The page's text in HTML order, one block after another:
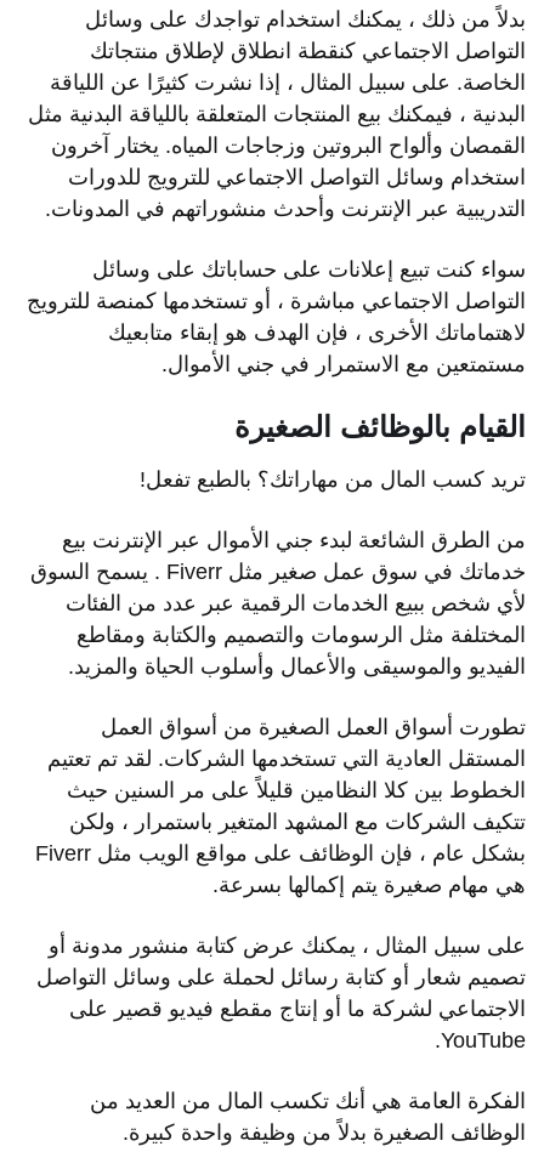
بدلاً من ذلك ، يمكنك استخدام تواجدك على وسائل
التواصل الاجتماعي كنقطة انطلاق لإطلاق منتجاتك
الخاصة. على سبيل المثال ، إذا نشرت كثيرًا عن اللياقة
البدنية ، فيمكنك بيع المنتجات المتعلقة باللياقة البدنية مثل
القمصان وألواح البروتين وزجاجات المياه. يختار آخرون
استخدام وسائل التواصل الاجتماعي للترويج للدورات
التدريبية عبر الإنترنت وأحدث منشوراتهم في المدونات.
سواء كنت تبيع إعلانات على حساباتك على وسائل
التواصل الاجتماعي مباشرة ، أو تستخدمها كمنصة للترويج
لاهتماماتك الأخرى ، فإن الهدف هو إبقاء متابعيك
مستمتعين مع الاستمرار في جني الأموال.
القيام بالوظائف الصغيرة
تريد كسب المال من مهاراتك؟ بالطبع تفعل!
من الطرق الشائعة لبدء جني الأموال عبر الإنترنت بيع
خدماتك في سوق عمل صغير مثل Fiverr . يسمح السوق
لأي شخص ببيع الخدمات الرقمية عبر عدد من الفئات
المختلفة مثل الرسومات والتصميم والكتابة ومقاطع
الفيديو والموسيقى والأعمال وأسلوب الحياة والمزيد.
تطورت أسواق العمل الصغيرة من أسواق العمل
المستقل العادية التي تستخدمها الشركات. لقد تم تعتيم
الخطوط بين كلا النظامين قليلاً على مر السنين حيث
تتكيف الشركات مع المشهد المتغير باستمرار ، ولكن
بشكل عام ، فإن الوظائف على مواقع الويب مثل Fiverr
هي مهام صغيرة يتم إكمالها بسرعة.
على سبيل المثال ، يمكنك عرض كتابة منشور مدونة أو
تصميم شعار أو كتابة رسائل لحملة على وسائل التواصل
الاجتماعي لشركة ما أو إنتاج مقطع فيديو قصير على
YouTube.
الفكرة العامة هي أنك تكسب المال من العديد من
الوظائف الصغيرة بدلاً من وظيفة واحدة كبيرة.